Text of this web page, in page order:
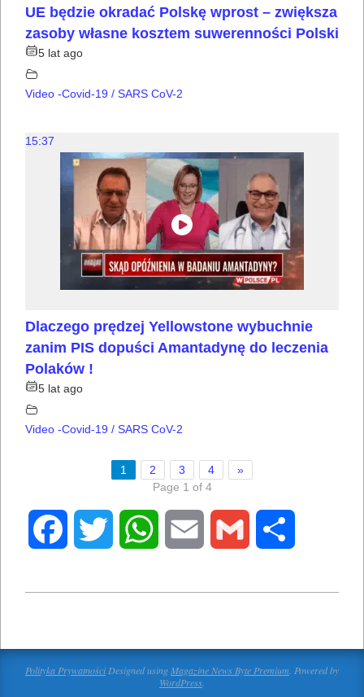
UE będzie okradać Polskę wprost – zwiększa
zasoby własne kosztem suwerenności Polski
5 lat ago
Video -Covid-19 / SARS CoV-2
15:37
Dlaczego prędzej Yellowstone wybuchnie
zanim PIS dopuści Amantadynę do leczenia
Polaków !
5 lat ago
Video -Covid-19 / SARS CoV-2
1 2 3 4
»
Page 1 of 4
Polityka PrywatnościDesigned using Magazine News Byte Premium . Powered by
WordPress